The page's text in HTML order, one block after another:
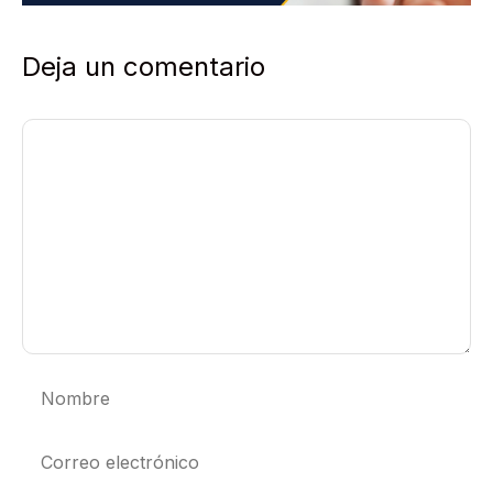
Deja un comentario
Comentario
electrónico